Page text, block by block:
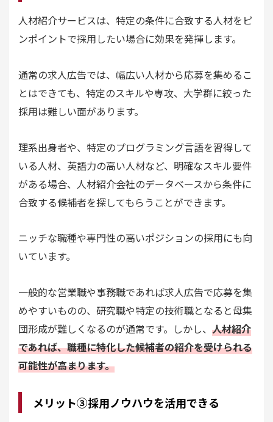
人材紹介サービスは、特定の条件に合致する人材をピ
ンポイントで採用したい場合に効果を発揮します。
通常の求人広告では、幅広い人材から応募を集めるこ
とはできても、特定のスキルや専攻、大学群に絞った
採用は難しい面があります。
理系出身者や、特定のプログラミング言語を習得して
いる人材、英語力の高い人材など、明確なスキル要件
がある場合、人材紹介会社のデータベースから条件に
合致する候補者を探してもらうことができます。
ニッチな職種や専門性の高いポジションの採用にも向
いています。
一般的な営業職や事務職であれば求人広告で応募を集
めやすいものの、研究職や特定の技術職となると母集
団形成が難しくなるのが通常です。しかし、 人材紹介
であれば、職種に特化した候補者の紹介を受けられる
可能性が高まります。
メリット③採用ノウハウを活用できる